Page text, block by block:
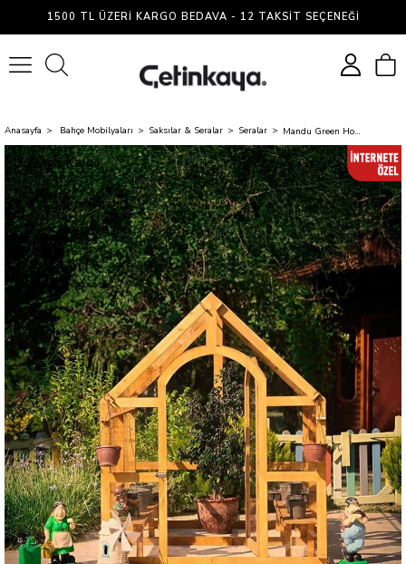
1500 TL ÜZERI KARGO BEDAVA - 12 TAKSIT SEÇENEĞI
Anasayfa Bahçe Mobilyaları Saksılar & Seralar Seralar Mandu Green House Ahşap Sera-Mnd186
Ücretsiz Kargo